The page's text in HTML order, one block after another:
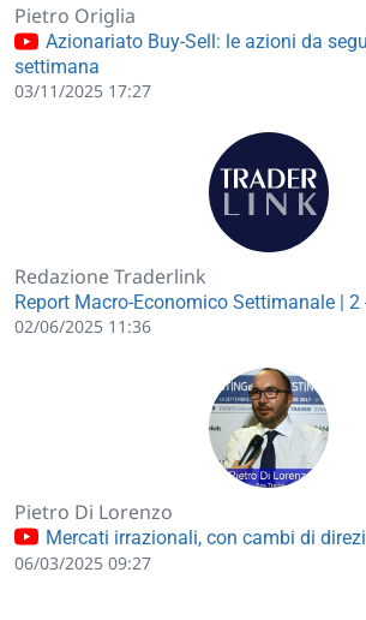
Pietro Origlia
Azionariato Buy-Sell: le azioni da
settimana
03/11/2025 17:27
Redazione Traderlink
Report Macro-Economico Settimanale | 2
02/06/2025 11:36
Pietro Di Lorenzo
Mercati irrazionali, con cambi di
06/03/2025 09:27